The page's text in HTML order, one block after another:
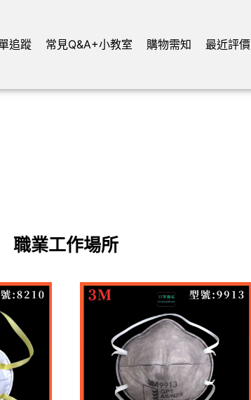
追蹤 常見Q&A+小教室 購物需知 最近評價
職業工作場所